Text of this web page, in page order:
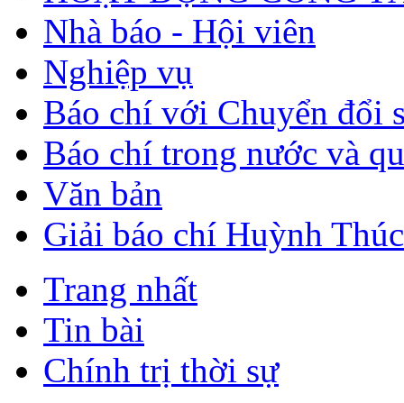
Nhà báo - Hội viên
Nghiệp vụ
Báo chí với Chuyển đổi
Báo chí trong nước và
Văn bản
Giải báo chí Huỳnh
Trang nhất
Tin bài
Chính trị thời sự